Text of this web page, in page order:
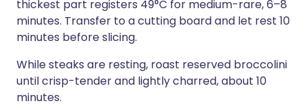
thickest part registers 49°C for medium-rare, 6–8
minutes. Transfer to a cutting board and let rest 10
minutes before slicing.
While steaks are resting, roast reserved broccolini
until crisp-tender and lightly charred, about 10
minutes.